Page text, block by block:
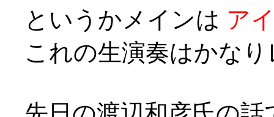
というかメインは ア
これの生演奏はかな